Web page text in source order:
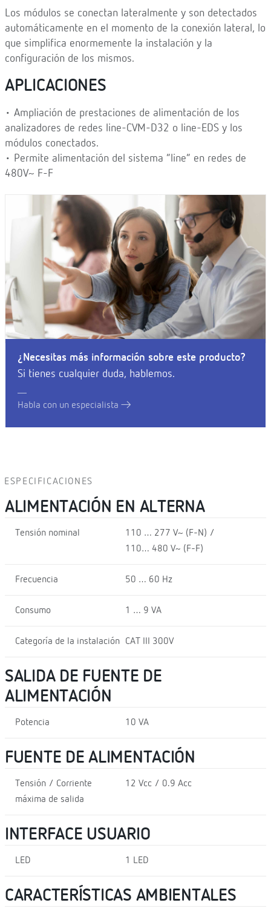
Los módulos se conectan lateralmente y son detectados
automáticamente en el momento de la conexión lateral, lo
que simplifica enormemente la instalación y la
configuración de los mismos.
APLICACIONES
• Ampliación de prestaciones de alimentación de los
analizadores de redes line-CVM-D32 o line-EDS y los
módulos conectados.
• Permite alimentación del sistema “line” en redes de
480V~ F-F
¿Necesitas más información sobre este producto?
Si tienes cualquier duda, hablemos.
Habla con un especialista
ESPECIFICACIONES
ALIMENTACIÓN EN ALTERNA
Tensión nominal
110 … 277 V~ (F-N) /
110… 480 V~ (F-F)
Frecuencia 50 … 60 Hz
Consumo 1 … 9 VA
Categoría de la instalación CAT III 300V
SALIDA DE FUENTE DE
ALIMENTACIÓN
Potencia 10 VA
FUENTE DE ALIMENTACIÓN
Tensión / Corriente
máxima de salida
12 Vcc / 0.9 Acc
INTERFACE USUARIO
LED 1 LED
CARACTERÍSTICAS AMBIENTALES